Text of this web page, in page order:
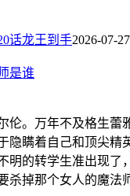
话龙王到手2026-07-
是谁
伦。万年不及格生蕾
隐瞒着自己和顶尖精
明的转学生准出现了
杀掉那个女人的魔法